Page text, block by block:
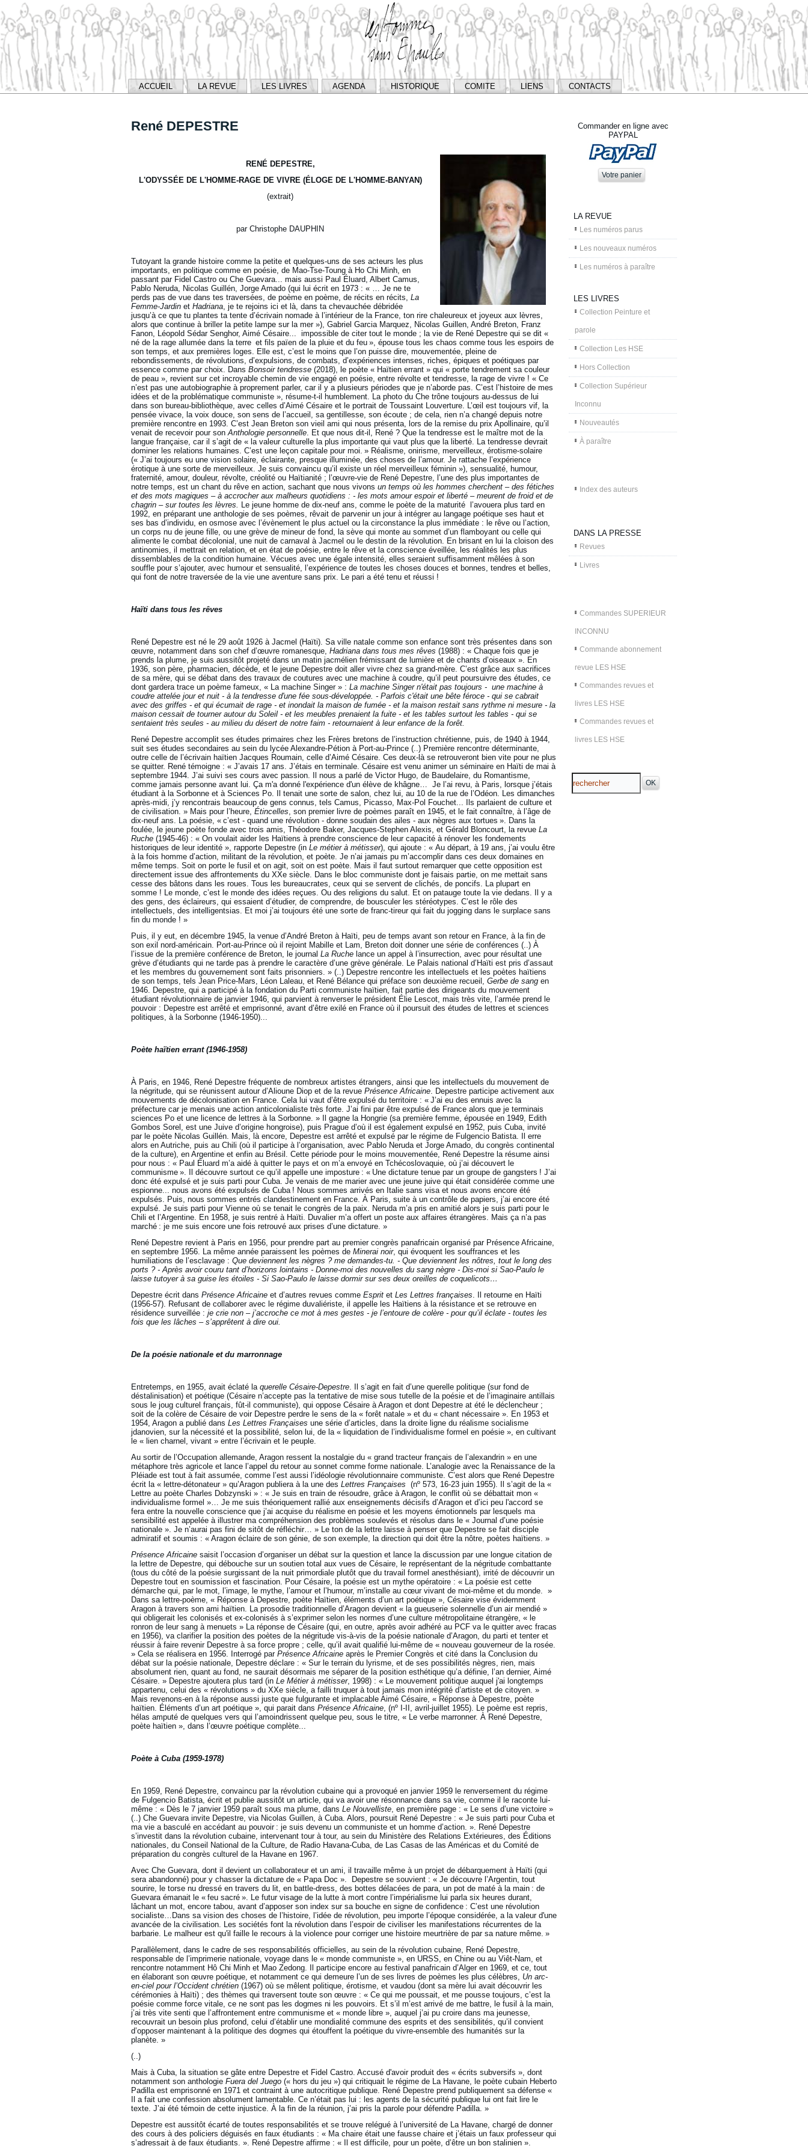
ACCUEIL LA REVUE LES LIVRES AGENDA HISTORIQUE COMITE LIENS CONTACTS
René DEPESTRE
RENÉ DEPESTRE,
L'ODYSSÉE DE L'HOMME-RAGE DE VIVRE (ÉLOGE DE L'HOMME-BANYAN)
(extrait)
par Christophe DAUPHIN
Tutoyant la grande histoire comme la petite et quelques-uns de ses acteurs les plus
importants, en politique comme en poésie, de Mao-Tse-Toung à Ho Chi Minh, en
passant par Fidel Castro ou Che Guevara... mais aussi Paul Éluard, Albert Camus,
Pablo Neruda, Nicolas Guillén, Jorge Amado (qui lui écrit en 1973 : « … Je ne te
perds pas de vue dans tes traversées, de poème en poème, de récits en récits, La
Femme-Jardin et Hadriana, je te rejoins ici et là, dans ta chevauchée débridée
jusqu’à ce que tu plantes ta tente d’écrivain nomade à l’intérieur de la France, ton rire chaleureux et joyeux aux lèvres,
alors que continue à briller la petite lampe sur la mer »), Gabriel Garcia Marquez, Nicolas Guillen, André Breton, Franz
Fanon, Léopold Sédar Senghor, Aimé Césaire... impossible de citer tout le monde ; la vie de René Depestre qui se dit «
né de la rage allumée dans la terre et fils païen de la pluie et du feu », épouse tous les chaos comme tous les espoirs de
son temps, et aux premières loges. Elle est, c’est le moins que l’on puisse dire, mouvementée, pleine de
rebondissements, de révolutions, d’expulsions, de combats, d’expériences intenses, riches, épiques et poétiques par
essence comme par choix. Dans Bonsoir tendresse (2018), le poète « Haïtien errant » qui « porte tendrement sa couleur
de peau », revient sur cet incroyable chemin de vie engagé en poésie, entre révolte et tendresse, la rage de vivre ! « Ce
n’est pas une autobiographie à proprement parler, car il y a plusieurs périodes que je n’aborde pas. C’est l’histoire de mes
idées et de la problématique communiste », résume-t-il humblement. La photo du Che trône toujours au-dessus de lui
dans son bureau-bibliothèque, avec celles d’Aimé Césaire et le portrait de Toussaint Louverture. L’œil est toujours vif, la
pensée vivace, la voix douce, son sens de l’accueil, sa gentillesse, son écoute ; de cela, rien n’a changé depuis notre
première rencontre en 1993. C’est Jean Breton son vieil ami qui nous présenta, lors de la remise du prix Apollinaire, qu’il
venait de recevoir pour sonAnthologie personnelle. Et que nous dit-il, René ? Que la tendresse est le maître mot de la
langue française, car il s’agit de « la valeur culturelle la plus importante qui vaut plus que la liberté. La tendresse devrait
dominer les relations humaines. C’est une leçon capitale pour moi. » Réalisme, onirisme, merveilleux, érotisme-solaire
(« J’ai toujours eu une vision solaire, éclairante, presque illuminée, des choses de l’amour. Je rattache l’expérience
érotique à une sorte de merveilleux. Je suis convaincu qu’il existe un réel merveilleux féminin »), sensualité, humour,
fraternité, amour, douleur, révolte, créolité ou Haïtianité ; l’œuvre-vie de René Depestre, l’une des plus importantes de
notre temps, est un chant du rêve en action, sachant que nous vivons un temps où les hommes cherchent – des fétiches
et des mots magiques – à accrocher aux malheurs quotidiens : - les mots amour espoir et liberté – meurent de froid et de
chagrin – sur toutes les lèvres. Le jeune homme de dix-neuf ans, comme le poète de la maturité l’avouera plus tard en
1992, en préparant une anthologie de ses poèmes, rêvait de parvenir un jour à intégrer au langage poétique ses haut et
ses bas d’individu, en osmose avec l’évènement le plus actuel ou la circonstance la plus immédiate : le rêve ou l’action,
un corps nu de jeune fille, ou une grève de mineur de fond, la sève qui monte au sommet d’un flamboyant ou celle qui
alimente le combat décolonial, une nuit de carnaval à Jacmel ou le destin de la révolution. En brisant en lui la cloison des
antinomies, il mettrait en relation, et en état de poésie, entre le rêve et la conscience éveillée, les réalités les plus
dissemblables de la condition humaine. Vécues avec une égale intensité, elles seraient suffisamment mêlées à son
souffle pour s’ajouter, avec humour et sensualité, l’expérience de toutes les choses douces et bonnes, tendres et belles,
qui font de notre traversée de la vie une aventure sans prix. Le pari a été tenu et réussi !
Haïti dans tous les rêves
René Depestre est né le 29 août 1926 à Jacmel (Haïti). Sa ville natale comme son enfance sont très présentes dans son
œuvre, notamment dans son chef d’œuvre romanesque, Hadriana dans tous mes rêves (1988) : « Chaque fois que je
prends la plume, je suis aussitôt projeté dans un matin jacmélien frémissant de lumière et de chants d’oiseaux ». En
1936, son père, pharmacien, décède, et le jeune Depestre doit aller vivre chez sa grand-mère. C’est grâce aux sacrifices
de sa mère, qui se débat dans des travaux de coutures avec une machine à coudre, qu’il peut poursuivre des études, ce
dont gardera trace un poème fameux, « La machine Singer » : La machine Singer n'était pas toujours - une machine à
coudre attelée jour et nuit - à la tendresse d'une fée sous-développée. - Parfois c'était une bête féroce - qui se cabrait
avec des griffes - et qui écumait de rage - et inondait la maison de fumée - et la maison restait sans rythme ni mesure - la
maison cessait de tourner autour du Soleil - et les meubles prenaient la fuite - et les tables surtout les tables - qui se
sentaient très seules - au milieu du désert de notre faim - retournaient à leur enfance de la forêt.
René Depestre accomplit ses études primaires chez les Frères bretons de l’instruction chrétienne, puis, de 1940 à 1944,
suit ses études secondaires au sein du lycée Alexandre-Pétion à Port-au-Prince (..) Première rencontre déterminante,
outre celle de l’écrivain haïtien Jacques Roumain, celle d’Aimé Césaire. Ces deux-là se retrouveront bien vite pour ne plus
se quitter. René témoigne : « J’avais 17 ans. J’étais en terminale. Césaire est venu animer un séminaire en Haïti de mai à
septembre 1944. J’ai suivi ses cours avec passion. Il nous a parlé de Victor Hugo, de Baudelaire, du Romantisme,
comme jamais personne avant lui. Ça m'a donné l'expérience d'un élève de khâgne… Je l’ai revu, à Paris, lorsque j’étais
étudiant à la Sorbonne et à Sciences Po. Il tenait une sorte de salon, chez lui, au 10 de la rue de l’Odéon. Les dimanches
après-midi, j’y rencontrais beaucoup de gens connus, tels Camus, Picasso, Max-Pol Fouchet... Ils parlaient de culture et
de civilisation. » Mais pour l’heure, Étincelles, son premier livre de poèmes paraît en 1945, et le fait connaître, à l’âge de
dix-neuf ans. La poésie, « c’est - quand une révolution - donne soudain des ailes - aux nègres aux tortues ». Dans la
foulée, le jeune poète fonde avec trois amis, Théodore Baker, Jacques-Stephen Alexis, et Gérald Bloncourt, la revue La
Ruche (1945-46) : « On voulait aider les Haïtiens à prendre conscience de leur capacité à rénover les fondements
historiques de leur identité », rapporte Depestre (in Le métier à métisser), qui ajoute : « Au départ, à 19 ans, j’ai voulu être
à la fois homme d’action, militant de la révolution, et poète. Je n’ai jamais pu m’accomplir dans ces deux domaines en
même temps. Soit on porte le fusil et on agit, soit on est poète. Mais il faut surtout remarquer que cette opposition est
directement issue des affrontements du XXe siècle. Dans le bloc communiste dont je faisais partie, on me mettait sans
cesse des bâtons dans les roues. Tous les bureaucrates, ceux qui se servent de clichés, de poncifs. La plupart en
somme ! Le monde, c’est le monde des idées reçues. Ou des religions du salut. Et on patauge toute la vie dedans. Il y a
des gens, des éclaireurs, qui essaient d’étudier, de comprendre, de bousculer les stéréotypes. C’est le rôle des
intellectuels, des intelligentsias. Et moi j’ai toujours été une sorte de franc-tireur qui fait du jogging dans le surplace sans
fin du monde ! »
Puis, il y eut, en décembre 1945, la venue d’André Breton à Haïti, peu de temps avant son retour en France, à la fin de
son exil nord-américain. Port-au-Prince où il rejoint Mabille et Lam, Breton doit donner une série de conférences (..) À
l’issue de la première conférence de Breton, le journal La Ruche lance un appel à l’insurrection, avec pour résultat une
grève d’étudiants qui ne tarde pas à prendre le caractère d’une grève générale. Le Palais national d’Haïti est pris d’assaut
et les membres du gouvernement sont faits prisonniers. » (..) Depestre rencontre les intellectuels et les poètes haïtiens
de son temps, tels Jean Price-Mars, Léon Laleau, et René Bélance qui préface son deuxième recueil, Gerbe de sang en
1946. Depestre, qui a participé à la fondation du Parti communiste haïtien, fait partie des dirigeants du mouvement
étudiant révolutionnaire de janvier 1946, qui parvient à renverser le président Élie Lescot, mais très vite, l’armée prend le
pouvoir : Depestre est arrêté et emprisonné, avant d’être exilé en France où il poursuit des études de lettres et sciences
politiques, à la Sorbonne (1946-1950)...
Poète haïtien errant (1946-1958)
À Paris, en 1946, René Depestre fréquente de nombreux artistes étrangers, ainsi que les intellectuels du mouvement de
la négritude, qui se réunissent autour d’Alioune Diop et de la revue Présence Africaine. Depestre participe activement aux
mouvements de décolonisation en France. Cela lui vaut d’être expulsé du territoire : « J’ai eu des ennuis avec la
préfecture car je menais une action anticolonialiste très forte. J’ai fini par être expulsé de France alors que je terminais
sciences Po et une licence de lettres à la Sorbonne. » Il gagne la Hongrie (sa première femme, épousée en 1949, Edith
Gombos Sorel, est une Juive d’origine hongroise), puis Prague d’où il est également expulsé en 1952, puis Cuba, invité
par le poète Nicolas Guillén. Mais, là encore, Depestre est arrêté et expulsé par le régime de Fulgencio Batista. Il erre
alors en Autriche, puis au Chili (où il participe à l’organisation, avec Pablo Neruda et Jorge Amado, du congrès continental
de la culture), en Argentine et enfin au Brésil. Cette période pour le moins mouvementée, René Depestre la résume ainsi
pour nous : « Paul Éluard m’a aidé à quitter le pays et on m’a envoyé en Tchécoslovaquie, où j’ai découvert le
communisme ». Il découvre surtout ce qu’il appelle une imposture : « Une dictature tenue par un groupe de gangsters ! J’ai
donc été expulsé et je suis parti pour Cuba. Je venais de me marier avec une jeune juive qui était considérée comme une
espionne... nous avons été expulsés de Cuba ! Nous sommes arrivés en Italie sans visa et nous avons encore été
expulsés. Puis, nous sommes entrés clandestinement en France. À Paris, suite à un contrôle de papiers, j’ai encore été
expulsé. Je suis parti pour Vienne où se tenait le congrès de la paix. Neruda m’a pris en amitié alors je suis parti pour le
Chili et l’Argentine. En 1958, je suis rentré à Haïti. Duvalier m’a offert un poste aux affaires étrangères. Mais ça n’a pas
marché : je me suis encore une fois retrouvé aux prises d’une dictature. »
René Depestre revient à Paris en 1956, pour prendre part au premier congrès panafricain organisé par Présence Africaine,
en septembre 1956. La même année paraissent les poèmes de Minerai noir, qui évoquent les souffrances et les
humiliations de l’esclavage : Que deviennent les nègres ? me demandes-tu. - Que deviennent les nôtres, tout le long des
ports ? - Après avoir couru tant d’horizons lointains - Donne-moi des nouvelles du sang nègre - Dis-moi si Sao-Paulo le
laisse tutoyer à sa guise les étoiles - Si Sao-Paulo le laisse dormir sur ses deux oreilles de coquelicots…
Depestre écrit dans Présence Africaine et d’autres revues comme Esprit et Les Lettres françaises. Il retourne en Haïti
(1956-57). Refusant de collaborer avec le régime duvaliériste, il appelle les Haïtiens à la résistance et se retrouve en
résidence surveillée : je crie non – j’accroche ce mot à mes gestes - je l’entoure de colère - pour qu’il éclate - toutes les
fois que les lâches – s’apprêtent à dire oui.
De la poésie nationale et du marronnage
Entretemps, en 1955, avait éclaté la querelle Césaire-Depestre. Il s’agit en fait d’une querelle politique (sur fond de
déstalinisation) et poétique (Césaire n’accepte pas la tentative de mise sous tutelle de la poésie et de l’imaginaire antillais
sous le joug culturel français, fût-il communiste), qui oppose Césaire à Aragon et dont Depestre at été le déclencheur ;
soit de la colère de Césaire de voir Depestre perdre le sens de la « forêt natale » et du « chant nécessaire ». En 1953 et
1954, Aragon a publié dans Les Lettres Françaises une série d’articles, dans la droite ligne du réalisme socialisme
jdanovien, sur la nécessité et la possibilité, selon lui, de la « liquidation de l’individualisme formel en poésie », en cultivant
le « lien charnel, vivant » entre l’écrivain et le peuple.
Au sortir de l’Occupation allemande, Aragon ressent la nostalgie du « grand tracteur français de l’alexandrin » en une
métaphore très agricole et lance l’appel du retour au sonnet comme forme nationale. L’analogie avec la Renaissance de la
Pléiade est tout à fait assumée, comme l’est aussi l’idéologie révolutionnaire communiste. C’est alors que René Depestre
écrit la « lettre-détonateur » qu’Aragon publiera à la une des Lettres Françaises (nº 573, 16-23 juin 1955). Il s’agit de la «
Lettre au poète Charles Dobzynski » : « Je suis en train de résoudre, grâce à Aragon, le conflit où se débattait mon «
individualisme formel »… Je me suis théoriquement rallié aux enseignements décisifs d’Aragon et d’ici peu l'accord se
fera entre la nouvelle conscience que j’ai acquise du réalisme en poésie et les moyens émotionnels par lesquels ma
sensibilité est appelée à illustrer ma compréhension des problèmes soulevés et résolus dans le « Journal d’une poésie
nationale ». Je n’aurai pas fini de sitôt de réfléchir… » Le ton de la lettre laisse à penser que Depestre se fait disciple
admiratif et soumis : « Aragon éclaire de son génie, de son exemple, la direction qui doit être la nôtre, poètes haïtiens. »
Présence Africaine saisit l’occasion d’organiser un débat sur la question et lance la discussion par une longue citation de
la lettre de Depestre, qui débouche sur un soutien total aux vues de Césaire, le représentant de la négritude combattante
(tous du côté de la poésie surgissant de la nuit primordiale plutôt que du travail formel anesthésiant), irrité de découvrir un
Depestre tout en soumission et fascination. Pour Césaire, la poésie est un mythe opératoire : « La poésie est cette
démarche qui, par le mot, l’image, le mythe, l’amour et l’humour, m’installe au cœur vivant de moi-même et du monde. »
Dans sa lettre-poème, « Réponse à Depestre, poète Haïtien, éléments d’un art poétique », Césaire vise évidemment
Aragon à travers son ami haïtien. La prosodie traditionnelle d’Aragon devient « la gueuserie solennelle d’un air mendié »
qui obligerait les colonisés et ex-colonisés à s’exprimer selon les normes d’une culture métropolitaine étrangère, « le
ronron de leur sang à menuets » La réponse de Césaire (qui, en outre, après avoir adhéré au PCF va le quitter avec fracas
en 1956), va clarifier la position des poètes de la négritude vis-à-vis de la poésie nationale d’Aragon, du parti et tenter et
réussir à faire revenir Depestre à sa force propre ; celle, qu’il avait qualifié lui-même de « nouveau gouverneur de la rosée.
» Cela se réalisera en 1956. Interrogé par Présence Africaine après le Premier Congrès et cité dans la Conclusion du
débat sur la poésie nationale, Depestre déclare : « Sur le terrain du lyrisme, et de ses possibilités nègres, rien, mais
absolument rien, quant au fond, ne saurait désormais me séparer de la position esthétique qu’a définie, l’an dernier, Aimé
Césaire. » Depestre ajoutera plus tard (in Le Métier à métisser, 1998) : « Le mouvement politique auquel j'ai longtemps
appartenu, celui des « révolutions » du XXe siècle, a failli truquer à tout jamais mon intégrité d’artiste et de citoyen. »
Mais revenons-en à la réponse aussi juste que fulgurante et implacable Aimé Césaire, « Réponse à Depestre, poète
haïtien. Éléments d’un art poétique », qui parait dans Présence Africaine, (nº I-II, avril-juillet 1955). Le poème est repris,
hélas amputé de quelques vers qui l’amoindrissent quelque peu, sous le titre, « Le verbe marronner. À René Depestre,
poète haïtien », dans l’œuvre poétique complète...
Poète à Cuba (1959-1978)
En 1959, René Depestre, convaincu par la révolution cubaine qui a provoqué en janvier 1959 le renversement du régime
de Fulgencio Batista, écrit et publie aussitôt un article, qui va avoir une résonnance dans sa vie, comme il le raconte lui-
même : « Dès le 7 janvier 1959 paraît sous ma plume, dans Le Nouvelliste, en première page : « Le sens d’une victoire »
(..) Che Guevara invite Depestre, via Nicolas Guillen, à Cuba. Alors, poursuit René Depestre : « Je suis parti pour Cuba et
ma vie a basculé en accédant au pouvoir : je suis devenu un communiste et un homme d’action. ». René Depestre
s’investit dans la révolution cubaine, intervenant tour à tour, au sein du Ministère des Relations Extérieures, des Éditions
nationales, du Conseil National de la Culture, de Radio Havana-Cuba, de Las Casas de las Américas et du Comité de
préparation du congrès culturel de la Havane en 1967.
Avec Che Guevara, dont il devient un collaborateur et un ami, il travaille même à un projet de débarquement à Haïti (qui
sera abandonné) pour y chasser la dictature de « Papa Doc ». Depestre se souvient : « Je découvre l’Argentin, tout
sourire, le torse nu dressé en travers du lit, en battle-dress, des bottes délacées de para, un pot de maté à la main : de
Guevara émanait le « feu sacré ». Le futur visage de la lutte à mort contre l’impérialisme lui parla six heures durant,
lâchant un mot, encore tabou, avant d’apposer son index sur sa bouche en signe de confidence : C’est une révolution
socialiste…Dans sa vision des choses de l’histoire, l’idée de révolution, peu importe l’époque considérée, a la valeur d'une
avancée de la civilisation. Les sociétés font la révolution dans l’espoir de civiliser les manifestations récurrentes de la
barbarie. Le malheur est qu'il faille le recours à la violence pour corriger une histoire meurtrière de par sa nature même. »
Parallèlement, dans le cadre de ses responsabilités officielles, au sein de la révolution cubaine, René Depestre,
responsable de l’imprimerie nationale, voyage dans le « monde communiste », en URSS, en Chine ou au Viêt-Nam, et
rencontre notamment Hô Chi Minh et Mao Zedong. Il participe encore au festival panafricain d’Alger en 1969, et ce, tout
en élaborant son œuvre poétique, et notamment ce qui demeure l’un de ses livres de poèmes les plus célèbres, Un arc-
en-ciel pour l’Occident chrétien (1967) où se mêlent politique, érotisme, et vaudou (dont sa mère lui avait découvrir les
cérémonies à Haïti) ; des thèmes qui traversent toute son œuvre : « Ce qui me poussait, et me pousse toujours, c’est la
poésie comme force vitale, ce ne sont pas les dogmes ni les pouvoirs. Et s’il m’est arrivé de me battre, le fusil à la main,
j’ai très vite senti que l’affrontement entre communisme et « monde libre », auquel j’ai pu croire dans ma jeunesse,
recouvrait un besoin plus profond, celui d’établir une mondialité commune des esprits et des sensibilités, qu’il convient
d’opposer maintenant à la politique des dogmes qui étouffent la poétique du vivre-ensemble des humanités sur la
planète. »
(..)
Mais à Cuba, la situation se gâte entre Depestre et Fidel Castro. Accusé d'avoir produit des « écrits subversifs », dont
notamment son anthologie Fuera del Juego (« hors du jeu ») qui critiquait le régime de La Havane, le poète cubain Heberto
Padilla est emprisonné en 1971 et contraint à une autocritique publique. René Depestre prend publiquement sa défense «
Il a fait une confession absolument lamentable. Ce n’était pas lui : les agents de la sécurité publique lui ont fait lire le
texte. J’ai été témoin de cette injustice. À la fin de la réunion, j’ai pris la parole pour défendre Padilla. »
Depestre est aussitôt écarté de toutes responsabilités et se trouve relégué à l’université de La Havane, chargé de donner
des cours à des policiers déguisés en faux étudiants : « Ma chaire était une fausse chaire et j’étais un faux professeur qui
s’adressait à de faux étudiants. ». René Depestre affirme : « Il est difficile, pour un poète, d’être un bon stalinien ».
Commander en ligne avec
PAYPAL
LA REVUE
Les numéros parus
Les nouveaux numéros
Les numéros à paraître
LES LIVRES
Collection Peinture et
parole
Collection Les HSE
Hors Collection
Collection Supérieur
Inconnu
Nouveautés
À paraître
Index des auteurs
DANS LA PRESSE
Revues
Livres
Commandes SUPERIEUR
INCONNU
Commande abonnement
revue LES HSE
Commandes revues et
livres LES HSE
Commandes revues et
livres LES HSE